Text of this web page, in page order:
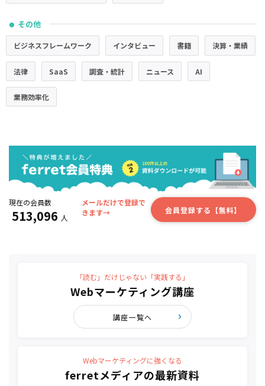
● その他
ビジネスフレームワーク インタビュー 書籍 決算・業績
法律 SaaS 調査・統計 ニュース AI
業務効率化
現在の会員数
513,096 人
メールだけで登録で
きます→
会員登録する【無料】
「読む」だけじゃない「実践する」
Webマーケティング講座
講座一覧へ
Webマーケティングに強くなる
ferretメディアの最新資料